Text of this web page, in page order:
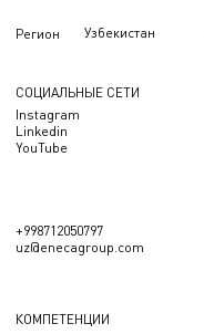
Регион Узбекистан
СОЦИАЛЬНЫЕ СЕТИ
Instagram
Linkedin
YouTube
+998712050797
uz@enecagroup.com
КОМПЕТЕНЦИИ